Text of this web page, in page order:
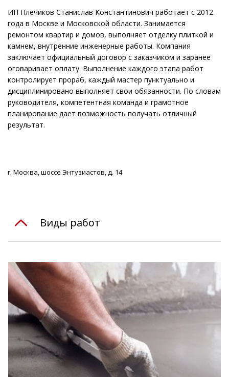
ИП Плечиков Станислав Константинович работает с 2012
года в Москве и Московской области. Занимается
ремонтом квартир и домов, выполняет отделку плиткой и
камнем, внутренние инженерные работы. Компания
заключает официальный договор с заказчиком и заранее
оговаривает оплату. Выполнение каждого этапа работ
контролирует прораб, каждый мастер пунктуально и
дисциплинировано выполняет свои обязанности. По словам
руководителя, компетентная команда и грамотное
планирование дает возможность получать отличный
результат.
г. Москва, шоссе Энтузиастов, д. 14
Виды работ